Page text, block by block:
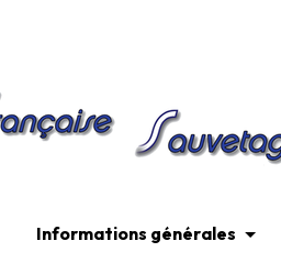
Informations générales